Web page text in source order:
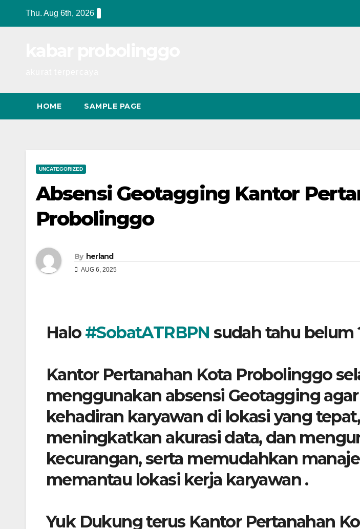
Thu. Aug 6th, 2026
HOME SAMPLE PAGE
UNCATEGORIZED
Absensi Geotagging Kantor
Probolinggo
By herland
AUG 6, 2025
Halo #SobatATRBPN sudah tahu belum
Kantor Pertanahan Kota Probolinggo
menggunakan absensi Geotagging
kehadiran karyawan di lokasi yang tepat,
meningkatkan akurasi data, dan
kecurangan, serta memudahkan
memantau lokasi kerja karyawan .
Yuk Dukung terus Kantor Pertanahan